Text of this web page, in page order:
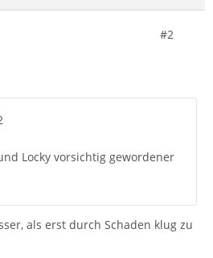
#2
Locky vorsichtig gewordener
als erst durch Schaden klug zu